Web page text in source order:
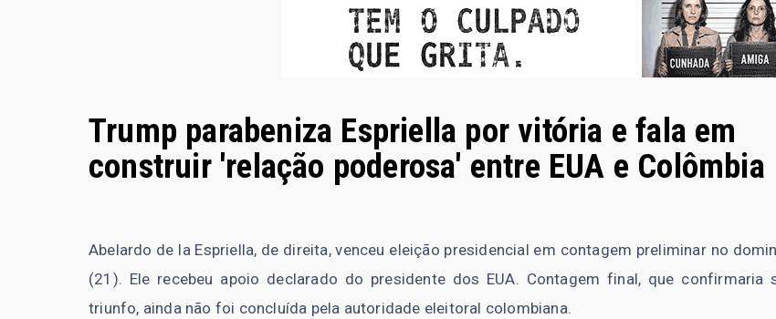
Trump parabeniza Espriella por vitória e fala em
construir 'relação poderosa' entre EUA e Colômbia
Abelardo de la Espriella, de direita, venceu eleição presidencial em contagem preliminar no
(21). Ele recebeu apoio declarado do presidente dos EUA. Contagem final, que confirmaria
triunfo, ainda não foi concluída pela autoridade eleitoral colombiana.